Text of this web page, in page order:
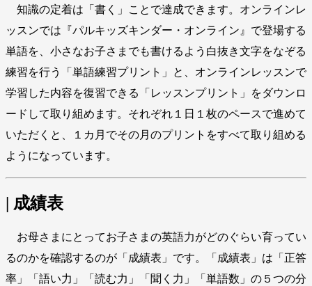
知識の定着は「書く」ことで達成できます。オンラインレ
ッスンでは『パルキッズキンダー・オンライン』で登場する
単語を、小さなお子さまでも書けるよう白抜き文字をなぞる
練習を行う「単語練習プリント」と、オンラインレッスンで
学習した内容を復習できる「レッスンプリント」をダウンロ
ードして取り組めます。それぞれ１日１枚のペースで進めて
いただくと、１カ月でその月のプリントをすべて取り組める
ようになっています。
| 成績表
お母さまにとってお子さまの英語力がどのぐらい育ってい
るのかを確認するのが「成績表」です。「成績表」は「正答
率」「語い力」「読む力」「聞く力」「単語数」の５つの分